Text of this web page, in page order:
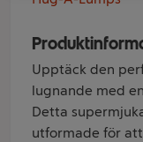
Upptäck den
lugnande med
Detta
utformade för